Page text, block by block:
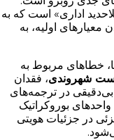
اداری» است که به
اولیه، به
خطاهای مربوط به
شهروندی، فقدان
بی‌دقیقی در ترجمه‌های
بوروکراتیک
در جزئیات هویتی